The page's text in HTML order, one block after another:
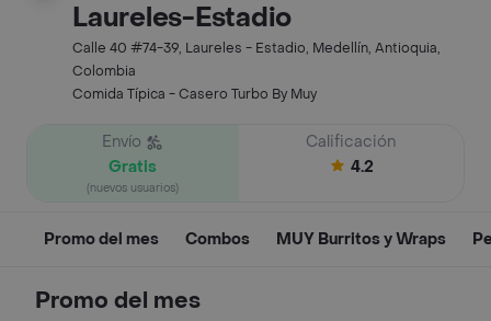
Laureles-Estadio
Calle 40 #74-39, Laureles - Estadio, Medellín, Antioquia,
Colombia
Comida Típica - Casero Turbo By Muy
Envío
Gratis
(nuevos usuarios)
Calificación
4.2
Promo del mes Combos MUY Burritos y Wraps
Promo del mes